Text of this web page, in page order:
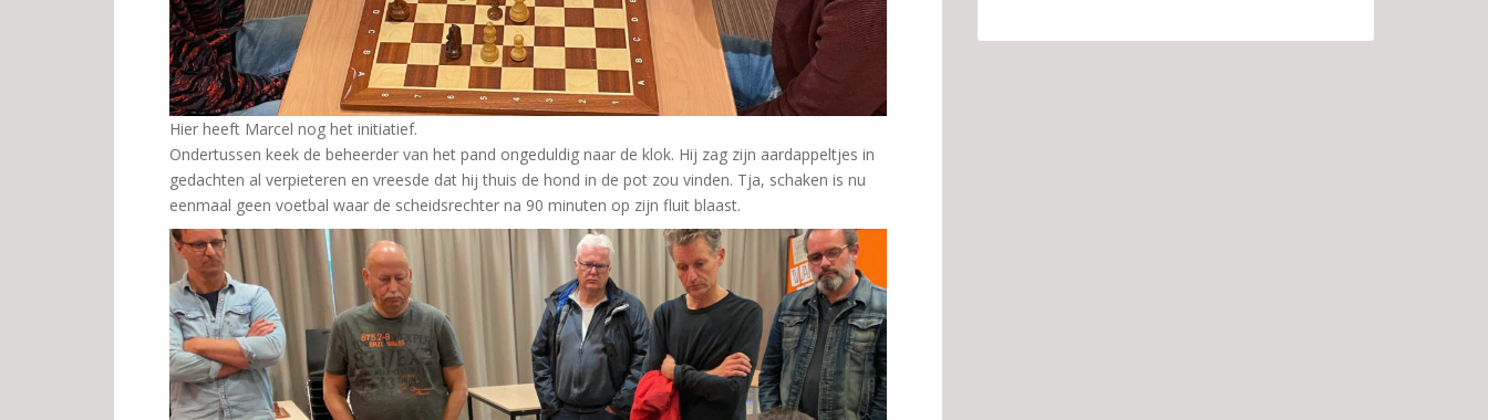
Hier heeft Marcel nog het initiatief.
Ondertussen keek de beheerder van het pand ongeduldig naar de klok. Hij zag zijn aardappeltjes in
gedachten al verpieteren en vreesde dat hij thuis de hond in de pot zou vinden. Tja, schaken is nu
eenmaal geen voetbal waar de scheidsrechter na 90 minuten op zijn fluit blaast.